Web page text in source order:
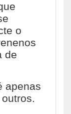
o
de
apenas